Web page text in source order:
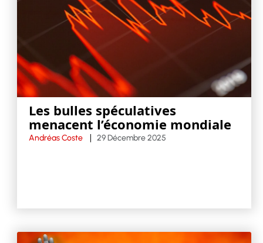
Les bulles spéculatives
menacent l’économie mondiale
Andréas Coste 29 Décembre 2025